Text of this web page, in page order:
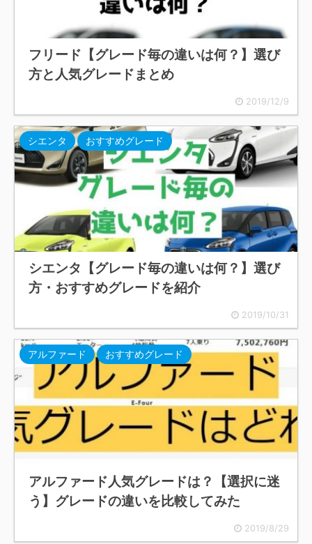
フリード【グレード毎の違いは何？】選び
方と人気グレードまとめ
2019/12/9
シエンタ おすすめグレード
シエンタ【グレード毎の違いは何？】選び
方・おすすめグレードを紹介
2019/10/31
アルファード おすすめグレード
アルファード人気グレードは？【選択に迷
う】グレードの違いを比較してみた
2019/8/29